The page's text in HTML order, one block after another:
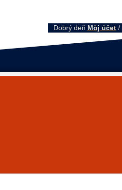
Dobrý deň Môj účet/